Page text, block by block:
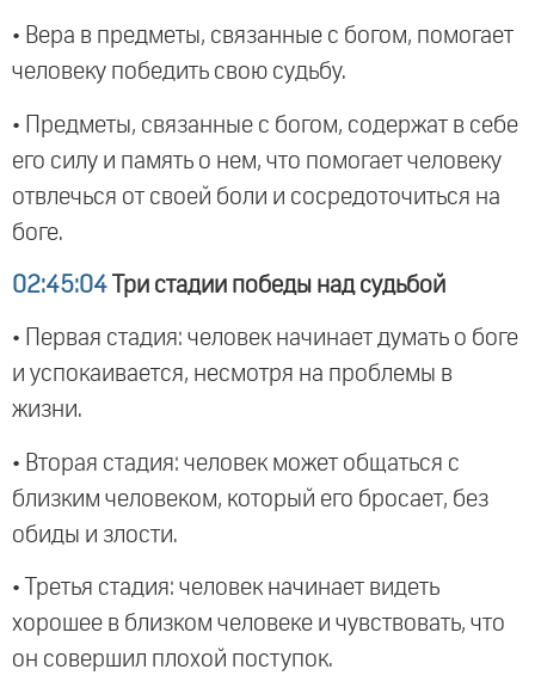
• Вера в предметы, связанные с богом, помогает
человеку победить свою судьбу.
• Предметы, связанные с богом, содержат в себе
его силу и память о нем, что помогает человеку
отвлечься от своей боли и сосредоточиться на
боге.
02:45:04 Три стадии победы над судьбой
• Первая стадия: человек начинает думать о боге
и успокаивается, несмотря на проблемы в
жизни.
• Вторая стадия: человек может общаться с
близким человеком, который его бросает, без
обиды и злости.
• Третья стадия: человек начинает видеть
хорошее в близком человеке и чувствовать, что
он совершил плохой поступок.